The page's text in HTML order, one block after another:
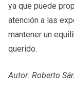
ya que puede
atención a las
mantener un
querido.
Autor: Roberto